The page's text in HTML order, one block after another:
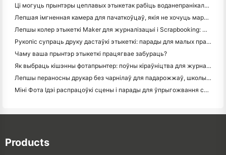
Ці могуць прынтэры цеплавых этыкетак рабіць воданепранікальныя этыкеткі для прадуктаў малога бізнесу?
Лепшая імгненная камера для пачаткоўцаў, якія не хочуць марнаваць паперу
Лепшы колер этыкеткі Maker для журналізацыі і Scrapbooking: Дадаць больш колеру на кожную старонку
Рукопіс супраць друку дастаўкі этыкеткі: парады для малых прадпрыемстваў у 2026 годзе
Чаму ваша прынтэр этыкеткі працягвае забураць?
Як выбраць кішэнны фотапрынтер: поўны кіраўніцтва для журналістаў, падарожжаў і карыстальнікаў iPhone
Лепшы пераносны друкар без чарнілаў для падарожжаў, школы і мабільнай працы: Hanin MT620 Pro Review
Міні Фота Ідэі распрацоўкі сцены і парады для ўпрыгожвання спальні і спальні
Products